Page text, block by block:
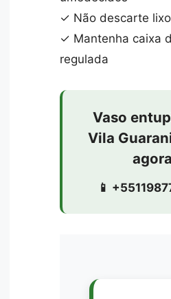
✓ Não descarte
✓ Mantenha caixa
regulada
Vaso
Vila
📱